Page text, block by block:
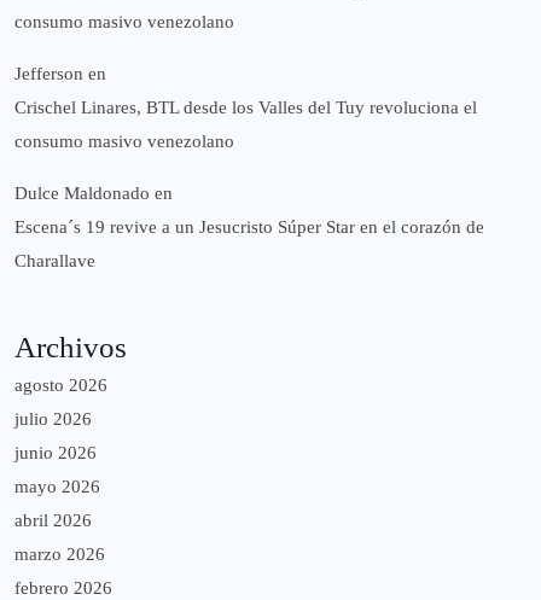
consumo masivo venezolano
Jefferson en
Crischel Linares, BTL desde los Valles del Tuy revoluciona el
consumo masivo venezolano
Dulce Maldonado en
Escena´s 19 revive a un Jesucristo Súper Star en el corazón de
Charallave
Archivos
agosto 2026
julio 2026
junio 2026
mayo 2026
abril 2026
marzo 2026
febrero 2026